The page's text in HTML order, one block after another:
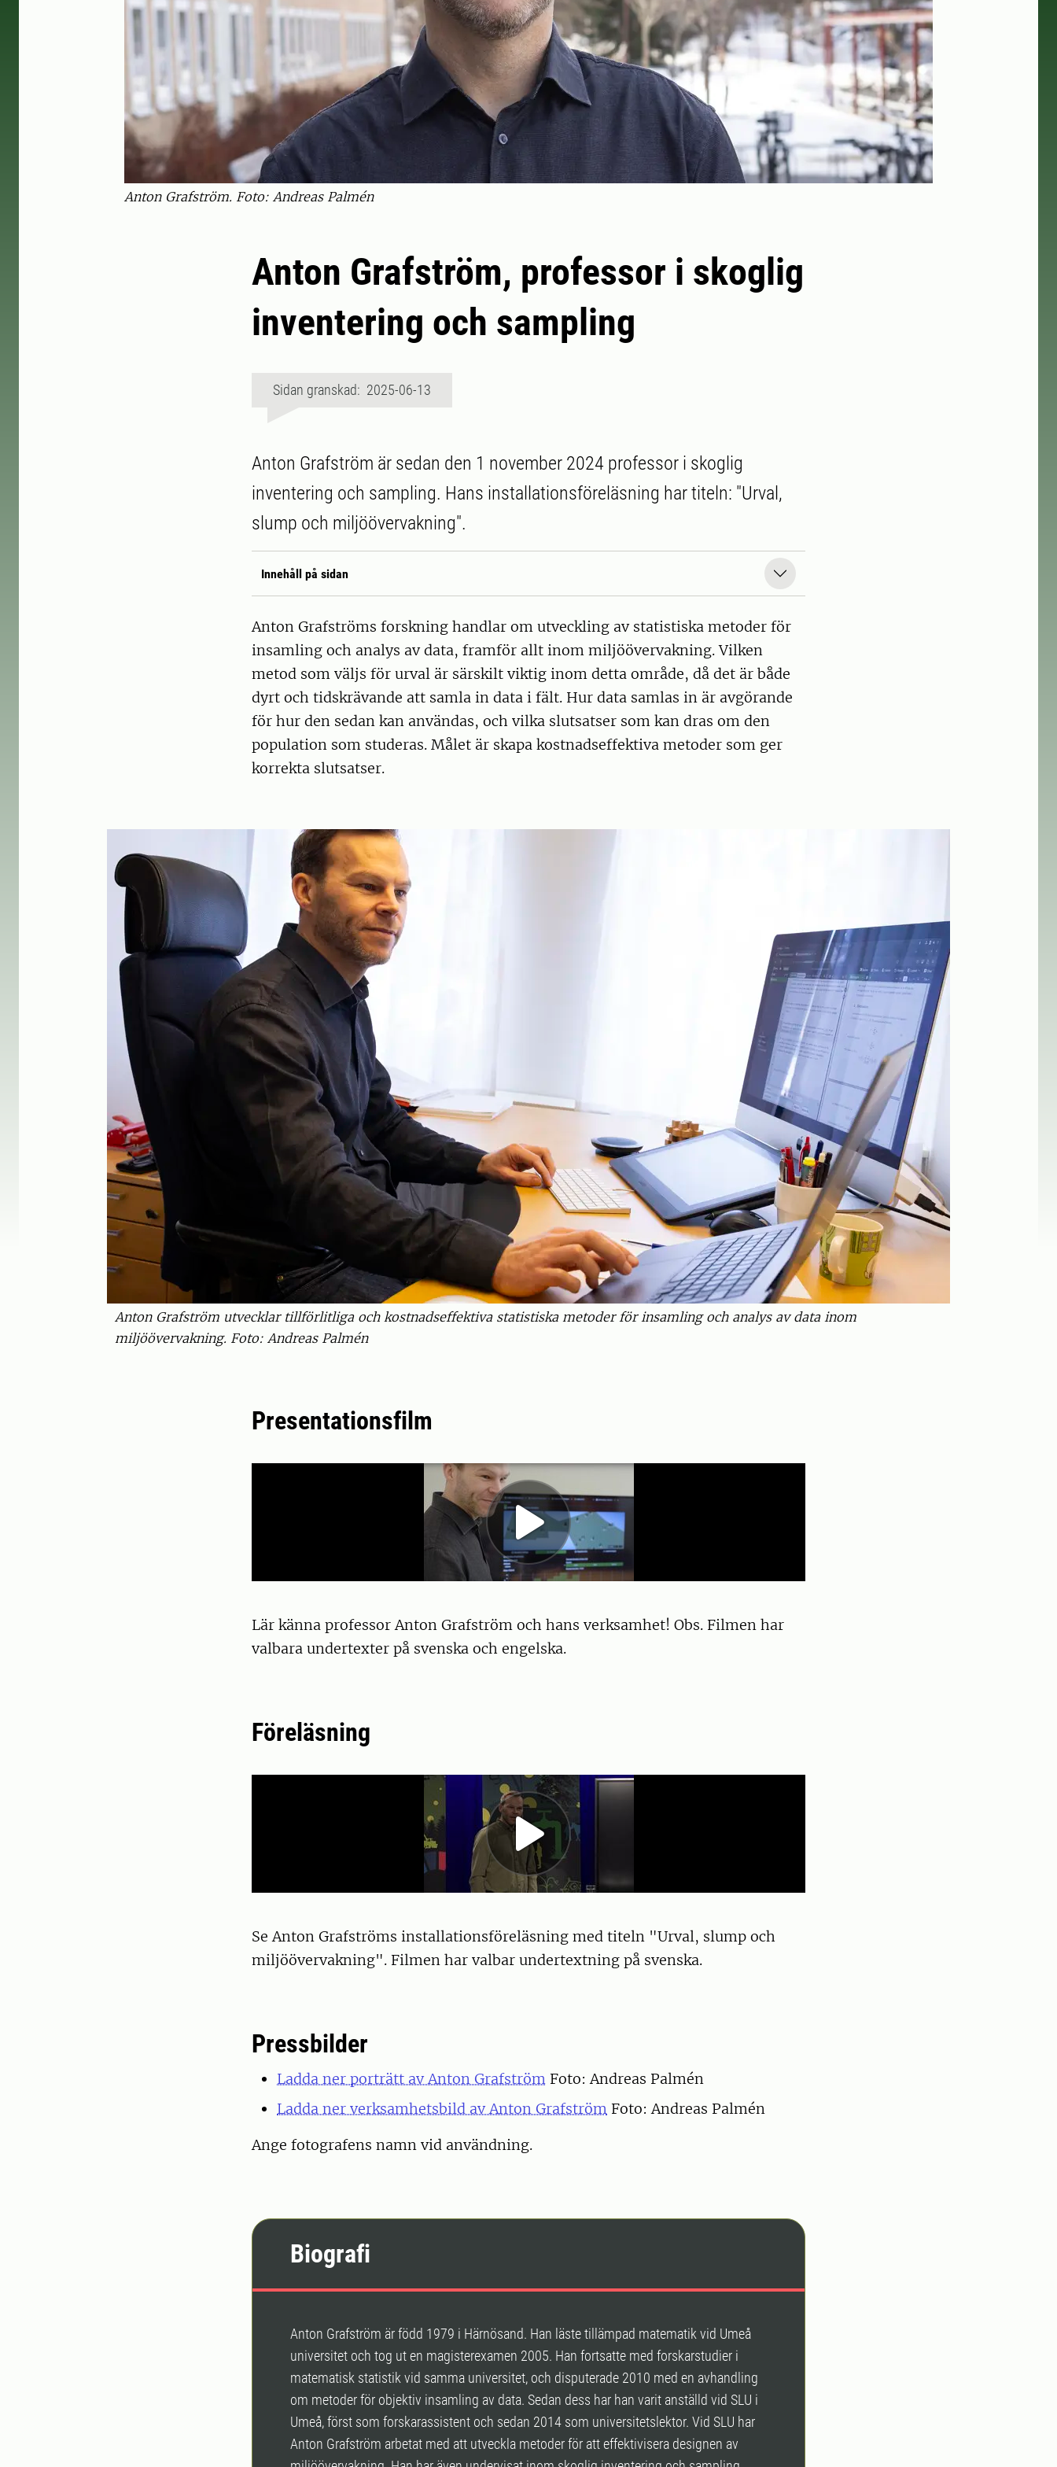
Anton Grafström. Foto: Andreas Palmén
Anton Grafström, professor i skoglig
inventering och sampling
Sidan granskad: 2025-06-13
Anton Grafström är sedan den 1 november 2024 professor i skoglig
inventering och sampling. Hans installationsföreläsning har titeln: "Urval,
slump och miljöövervakning".
Innehåll på sidan
Anton Grafströms forskning handlar om utveckling av statistiska metoder för
insamling och analys av data, framför allt inom miljöövervakning. Vilken
metod som väljs för urval är särskilt viktig inom detta område, då det är både
dyrt och tidskrävande att samla in data i fält. Hur data samlas in är avgörande
för hur den sedan kan användas, och vilka slutsatser som kan dras om den
population som studeras. Målet är skapa kostnadseffektiva metoder som ger
korrekta slutsatser.
Anton Grafström utvecklar tillförlitliga och kostnadseffektiva statistiska metoder för insamling och analys av data inom
miljöövervakning. Foto: Andreas Palmén
Presentationsfilm
Lär känna professor Anton Grafström och hans verksamhet! Obs. Filmen har
valbara undertexter på svenska och engelska.
Föreläsning
Se Anton Grafströms installationsföreläsning med titeln "Urval, slump och
miljöövervakning". Filmen har valbar undertextning på svenska.
Pressbilder
Ladda ner porträtt av Anton Grafström Foto: Andreas Palmén
Ladda ner verksamhetsbild av Anton Grafström Foto: Andreas Palmén
Ange fotografens namn vid användning.
Biografi
Anton Grafström är född 1979 i Härnösand. Han läste tillämpad matematik vid Umeå
universitet och tog ut en magisterexamen 2005. Han fortsatte med forskarstudier i
matematisk statistik vid samma universitet, och disputerade 2010 med en avhandling
om metoder för objektiv insamling av data. Sedan dess har han varit anställd vid SLU i
Umeå, först som forskarassistent och sedan 2014 som universitetslektor. Vid SLU har
Anton Grafström arbetat med att utveckla metoder för att effektivisera designen av